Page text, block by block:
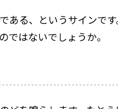
ある、というサインで
ではないでしょうか。